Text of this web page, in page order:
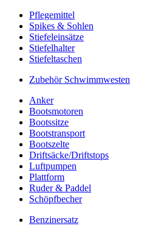
Pflegemittel
Spikes & Sohlen
Stiefeleinsätze
Stiefelhalter
Stiefeltaschen
Zubehör Schwimmwesten
Anker
Bootsmotoren
Bootssitze
Bootstransport
Bootszelte
Driftsäcke/Driftstops
Luftpumpen
Plattform
Ruder & Paddel
Schöpfbecher
Benzinersatz